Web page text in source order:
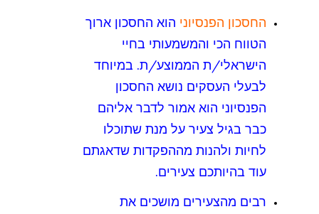
החסכון הפנסיוני הוא החסכון ארוך
הטווח הכי והמשמעותי בחיי
הישראלי/ת הממוצע/ת. במיוחד
לבעלי העסקים נושא החסכון
הפנסיוני הוא אמור לדבר אליהם
כבר בגיל צעיר על מנת שתוכלו
לחיות ולהנות מההפקדות שדאגתם
עוד בהיותכם צעירים.
רבים מהצעירים מושכים את